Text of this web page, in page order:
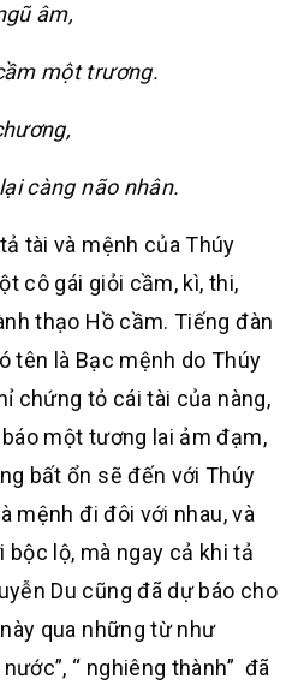
âm,
một trương.
càng não nhân.
tài và mệnh của Thúy
cô gái giỏi cầm, kì, thi,
thạo Hồ cầm. Tiếng đàn
tên là Bạc mệnh do Thúy
chứng tỏ cái tài của nàng,
một tương lai ảm đạm,
bất ổn sẽ đến với Thúy
mệnh đi đôi với nhau, và
lộ, mà ngay cả khi tả
Du cũng đã dự báo cho
qua những từ như
nước”, “ nghiêng thành” đã